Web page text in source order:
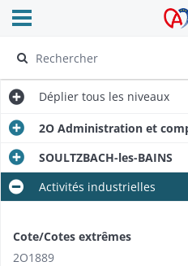
Archives
Ouvrir le menu déroulant
Déplier tous les niveaux
2O Administration et
SOULTZBACH-les-BAINS
Activités industrielles
Cote/Cotes extrêmes
2O1889